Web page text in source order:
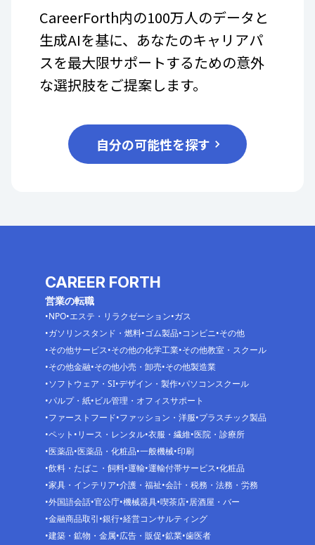
CareerForth内の100万人のデータと
生成AIを基に、あなたのキャリアパ
スを最大限サポートするための意外
な選択肢をご提案します。
自分の可能性を探す
CAREER FORTH
営業の転職
NPO エステ・リラクゼーション ガス
ガソリンスタンド・燃料 ゴム製品 コンビニ その他
その他サービス その他の化学工業 その他教室・スクール
その他金融 その他小売・卸売 その他製造業
ソフトウェア・SI デザイン・製作 パソコンスクール
パルプ・紙 ビル管理・オフィスサポート
ファーストフード ファッション・洋服 プラスチック製品
ペット リース・レンタル 衣服・繊維 医院・診療所
医薬品 医薬品・化粧品 一般機械 印刷
飲料・たばこ・飼料 運輸 運輸付帯サービス 化粧品
家具・インテリア 介護・福祉 会計・税務・法務・労務
外国語会話 官公庁 機械器具 喫茶店 居酒屋・バー
金融商品取引 銀行 経営コンサルティング
建築・鉱物・金属 広告・販促 鉱業 歯医者